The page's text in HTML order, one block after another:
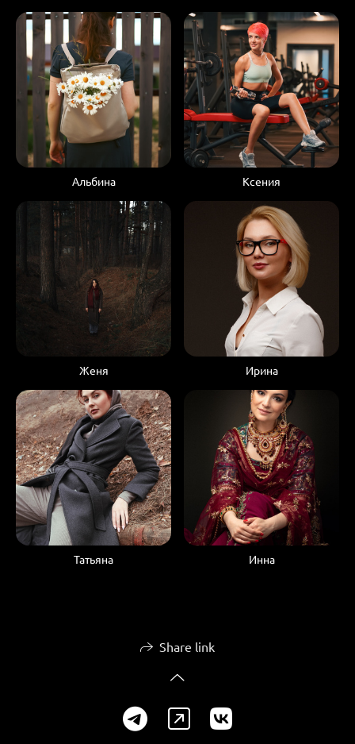
Альбина Ксения
Женя Ирина
Татьяна Инна
Share link